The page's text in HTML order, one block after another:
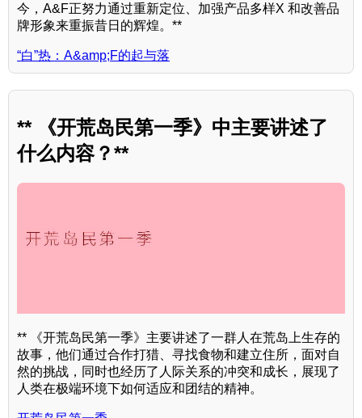
今，A&F正努力通过重新定位、加强产品多样X 和改善品
牌形象来重振昔日的辉煌。**
“白”热：A&amp;F的起与落
** 《开荒岛民第一季》中主要讲述了
什么内容？**
** 《开荒岛民第一季》主要讲述了一群人在荒岛上生存的
故事，他们通过合作打猎、寻找食物和建立住所，面对自
然的挑战，同时也经历了人际关系的冲突和成长，展现了
人类在极端环境下如何适应和团结的精神。